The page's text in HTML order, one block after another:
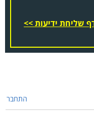
ידיעות >>
התחבר